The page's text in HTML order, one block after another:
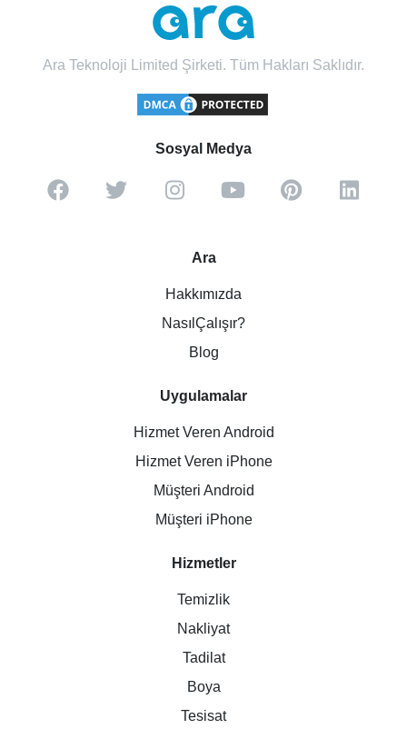
Ara Teknoloji Limited Şirketi. Tüm Hakları Saklıdır.
Sosyal Medya
Ara
Hakkımızda
NasılÇalışır?
Blog
Uygulamalar
Hizmet Veren Android
Hizmet Veren iPhone
Müşteri Android
Müşteri iPhone
Hizmetler
Temizlik
Nakliyat
Tadilat
Boya
Tesisat